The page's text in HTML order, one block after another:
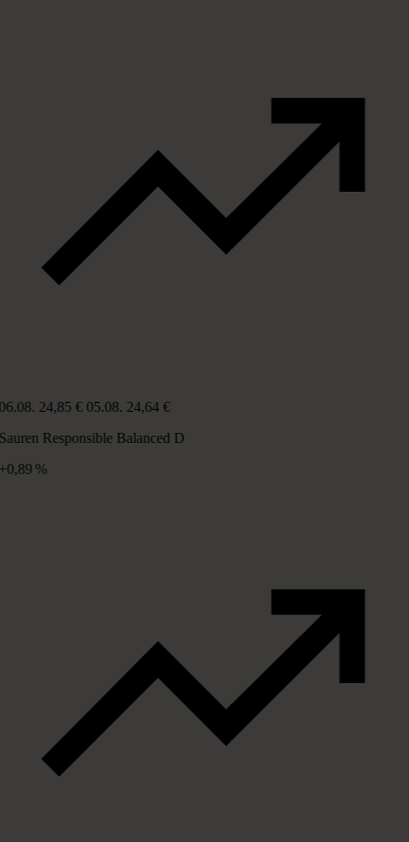
24,85 € 05.08. 24,64 €
Responsible Balanced D
%